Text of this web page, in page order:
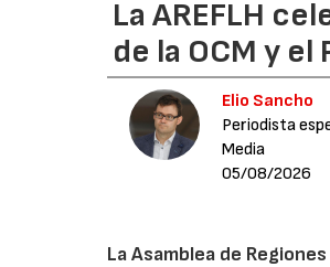
La AREFLH
de la OCM y
Elio Sancho
Periodista
Media
05/08/2026
La Asamblea de